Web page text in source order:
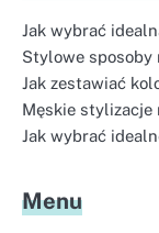
Jak wybrać
Stylowe sposoby
Jak zestawiać
Męskie stylizacje
Jak wybrać
Menu